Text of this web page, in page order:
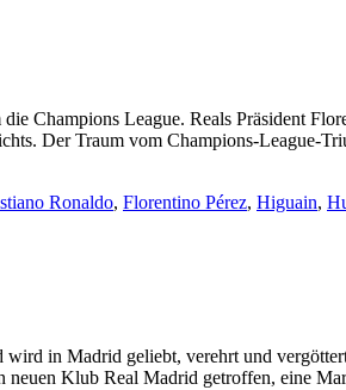
Champions League. Reals Präsident
Der Traum vom Champions-League-
Ronaldo, Florentino Pérez, Higuain,
in Madrid geliebt, verehrt und
Klub Real Madrid getroffen, eine